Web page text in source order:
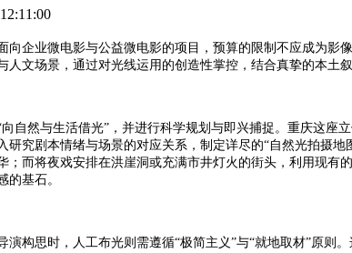
向企业微电影与公益微电影的项目，预算的限制不应成为影
人文场景，通过对光线运用的创造性掌控，结合真挚的本土
向自然与生活借光”，并进行科学规划与即兴捕捉。重庆这座
研究剧本情绪与场景的对应关系，制定详尽的“自然光拍摄
；而将夜戏安排在洪崖洞或充满市井灯火的街头，利用现
的基石。
演构思时，人工布光则需遵循“极简主义”与“就地取材”原则